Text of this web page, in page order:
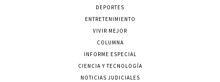
DEPORTES
ENTRETENIMIENTO
VIVIR MEJOR
COLUMNA
INFORME ESPECIAL
CIENCIA Y TECNOLOGÍA
NOTICIAS JUDICIALES